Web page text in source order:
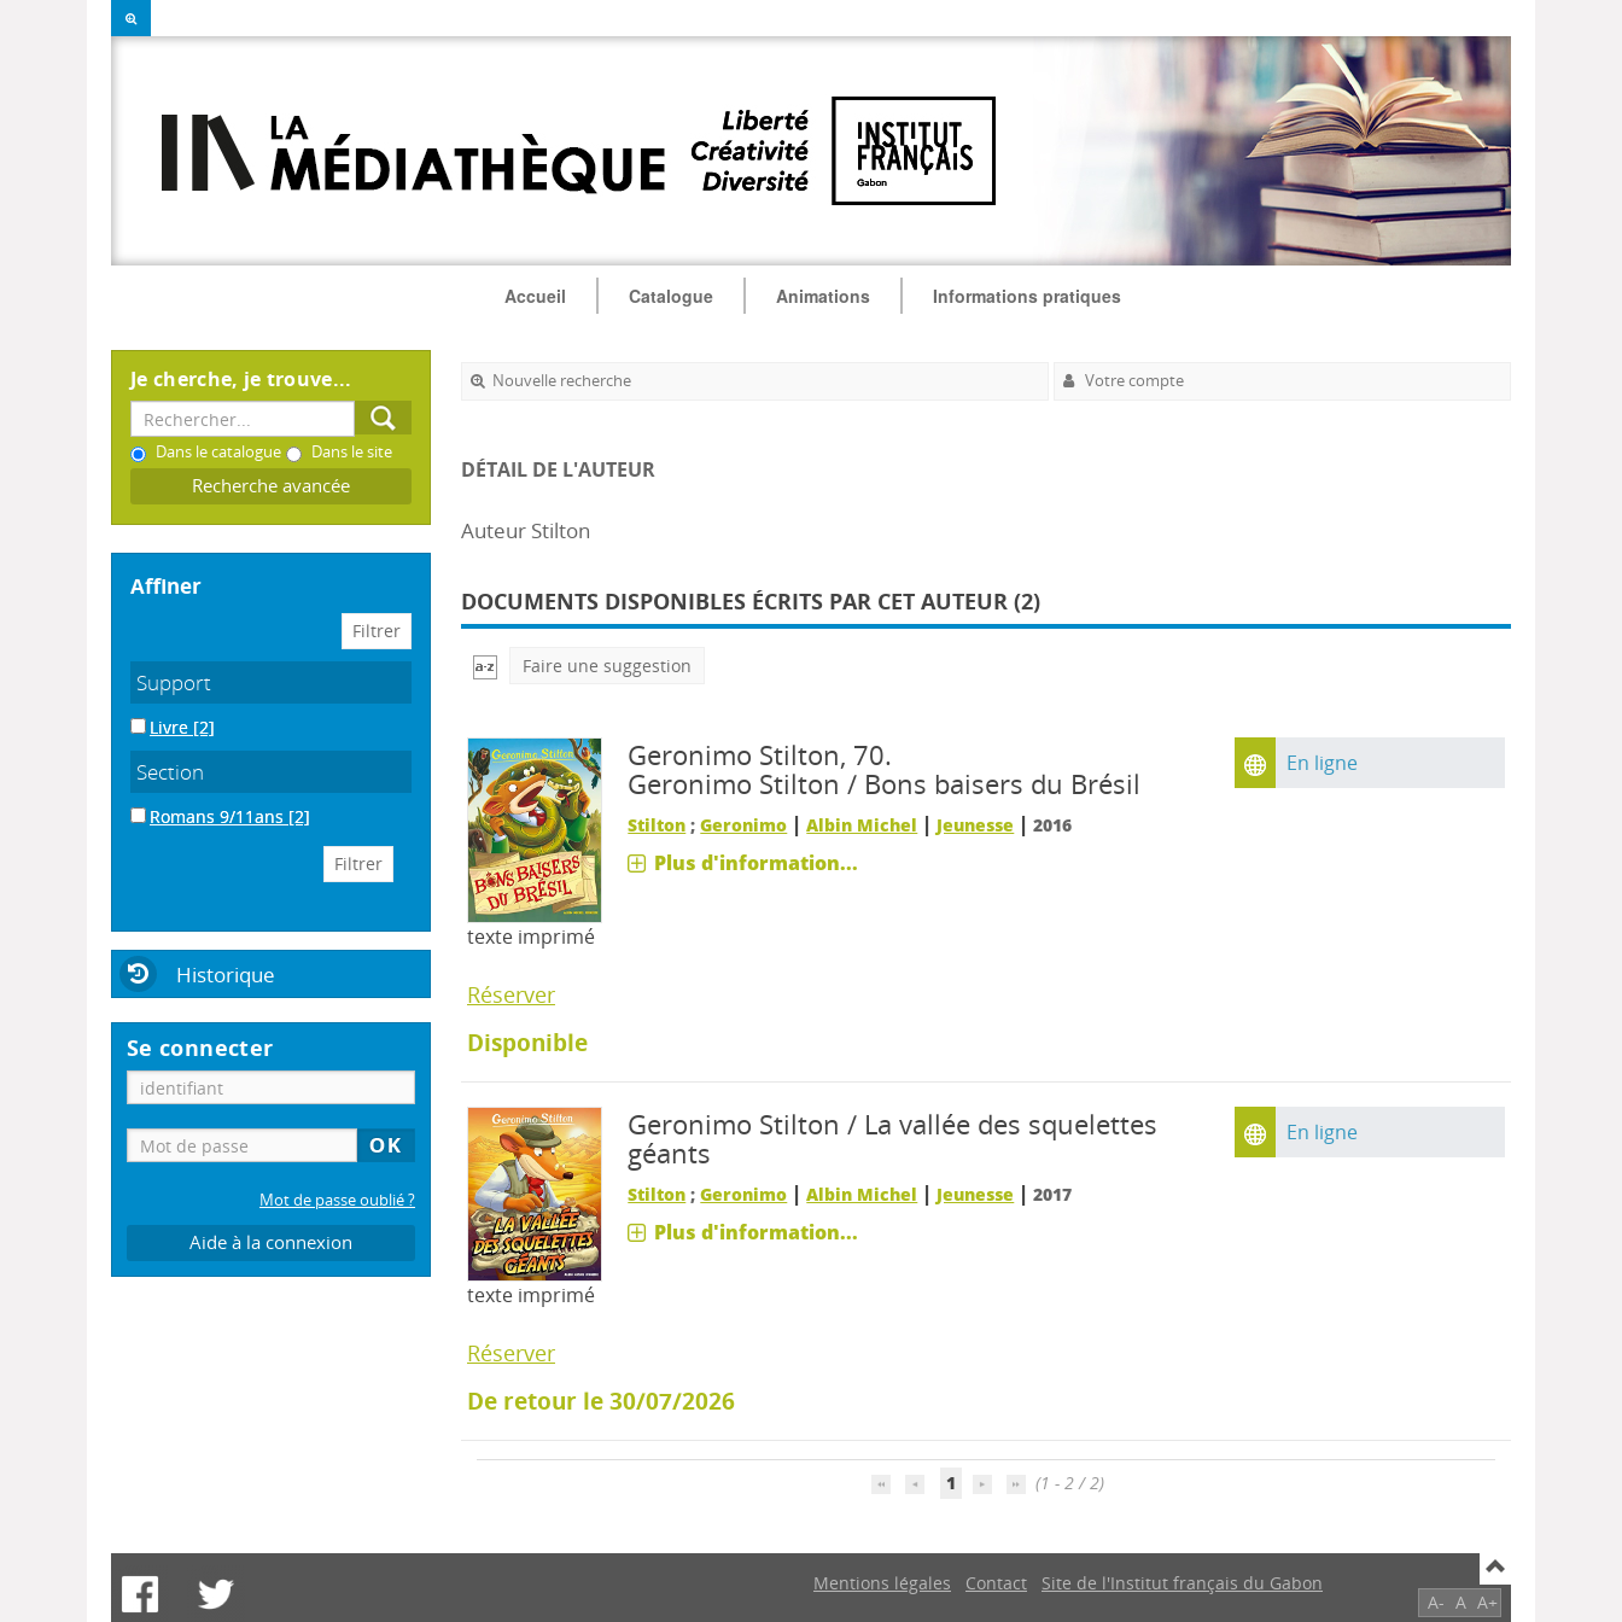
Accueil Catalogue Animations Informations pratiques
Je cherche, je trouve...
Dans le catalogue Dans le site
Recherche avancée
affiner
Support
Livre [2]
Section
Romans 9/11ans [2]
Historique
Se connecter
Mot de passe oublié ?
Aide à la connexion
Nouvelle recherche Votre compte
DÉTAIL DE L'AUTEUR
Auteur Stilton
DOCUMENTS DISPONIBLES ÉCRITS PAR CET AUTEUR (2)
Faire une suggestion
texte imprimé
Geronimo Stilton, 70.
Geronimo Stilton / Bons baisers du Brésil
Stilton ;Geronimo |Albin Michel | Jeunesse |2016
Plus d'information...
En ligne
Réserver
Disponible
texte imprimé
Geronimo Stilton / La vallée des squelettes
géants
Stilton ;Geronimo |Albin Michel | Jeunesse |2017
Plus d'information...
En ligne
Réserver
De retour le 30/07/2026
1 (1 - 2 / 2)
Mentions légales Contact
Site de l'Institut français du Gabon
A- A A+